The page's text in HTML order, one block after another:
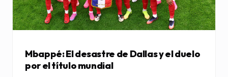
Mbappé: El desastre de Dallas y el duelo
por el título mundial